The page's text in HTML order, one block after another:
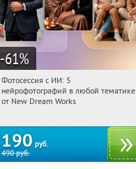
-61%
15:50:27
Россия
Фотосессия с ИИ: 5
нейрофотографий в любой тематике
от New Dream Works
190 руб.
490руб.